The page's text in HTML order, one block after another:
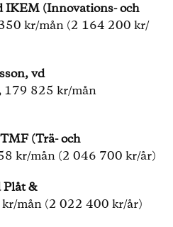
IKEM (Innovations- och
kr/mån (2 164 200 kr/
vd
179 825 kr/mån
(Trä- och
kr/mån (2 046 700 kr/år)
&
mån (2 022 400 kr/år)